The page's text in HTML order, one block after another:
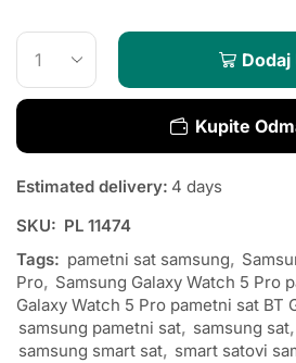
Dodaj
Kupite
Estimated delivery: 4 days
SKU: PL 11474
Tags: pametni sat samsung,
Pro, Samsung Galaxy Watch 5 Pro
Galaxy Watch 5 Pro pametni sat BT
samsung pametni sat, samsung sat,
samsung smart sat, smart satovi